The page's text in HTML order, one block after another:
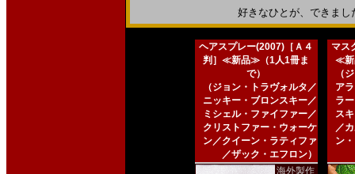
好きなひとが、できま
ヘアスプレー(2007)［Ａ４
判］≪新品≫（1人1冊ま
で）
（ジョン・トラヴォルタ／
ニッキー・ブロンスキー／
ミシェル・ファイファー／
クリストファー・ウォーケ
ン／クイーン・ラティファ
／ザック・エフロン）
海外製作
マス
≪新
（
ア
ラ
ス
／
ン